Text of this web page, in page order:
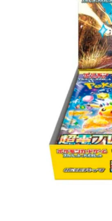
Greidauspalvelu